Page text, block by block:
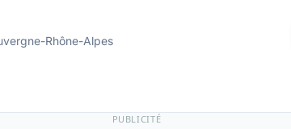
Rhône-Alpes
PUBLICITÉ